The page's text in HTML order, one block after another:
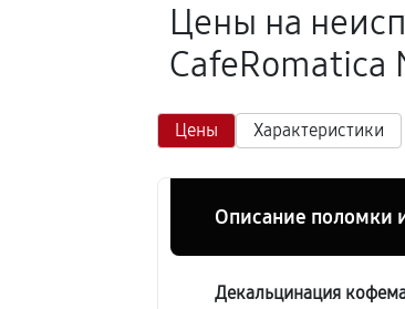
Цены на
CafeRomatica
Цены Характеристики
Описание поломки
Декальцинация